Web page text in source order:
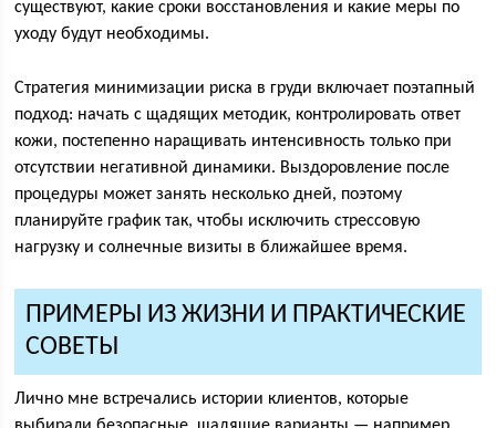
существуют, какие сроки восстановления и какие меры по
уходу будут необходимы.
Стратегия минимизации риска в груди включает поэтапный
подход: начать с щадящих методик, контролировать ответ
кожи, постепенно наращивать интенсивность только при
отсутствии негативной динамики. Выздоровление после
процедуры может занять несколько дней, поэтому
планируйте график так, чтобы исключить стрессовую
нагрузку и солнечные визиты в ближайшее время.
ПРИМЕРЫ ИЗ ЖИЗНИ И ПРАКТИЧЕСКИЕ
СОВЕТЫ
Лично мне встречались истории клиентов, которые